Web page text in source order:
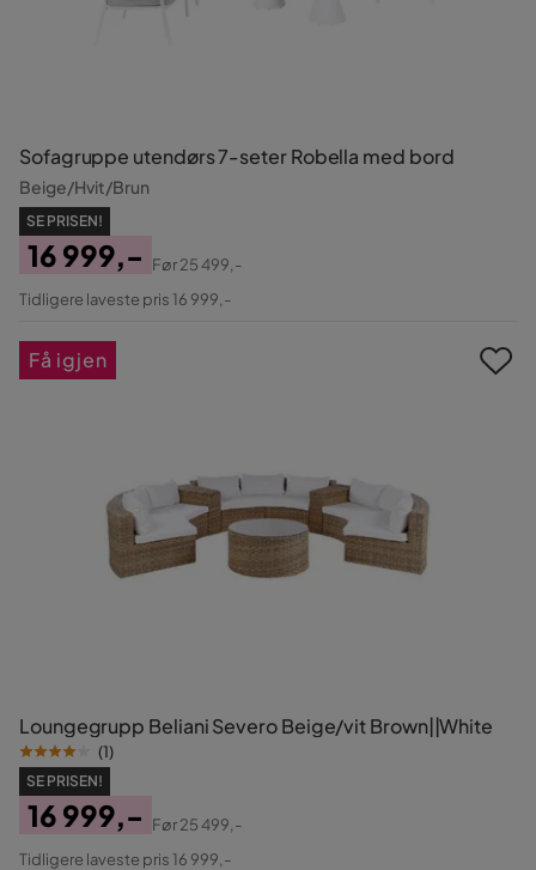
Sofagruppe utendørs 7-seter Robella med bord
Beige/Hvit/Brun
SE PRISEN!
Pris
16 999,-
Original
Før25 499,-
Tidligere laveste pris 16 999,-
Loungegrupp Beliani Severo Beige/vit Brown||White
(1)
SE PRISEN!
Pris
16 999,-
Original
Før25 499,-
Tidligere laveste pris 16 999,-
Få igjen